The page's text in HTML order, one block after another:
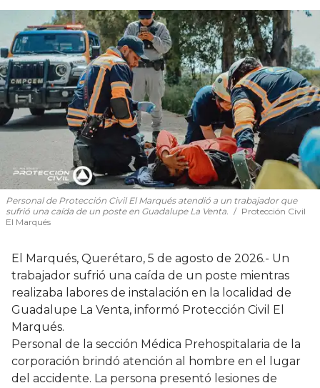
Personal de Protección Civil El Marqués atendió a un trabajador que
sufrió una caída de un poste en Guadalupe La Venta.
Protección Civil
El Marqués
El Marqués, Querétaro, 5 de agosto de 2026.- Un
trabajador sufrió una caída de un poste mientras
realizaba labores de instalación en la localidad de
Guadalupe La Venta, informó Protección Civil El
Marqués.
Personal de la sección Médica Prehospitalaria de la
corporación brindó atención al hombre en el lugar
del accidente. La persona presentó lesiones de